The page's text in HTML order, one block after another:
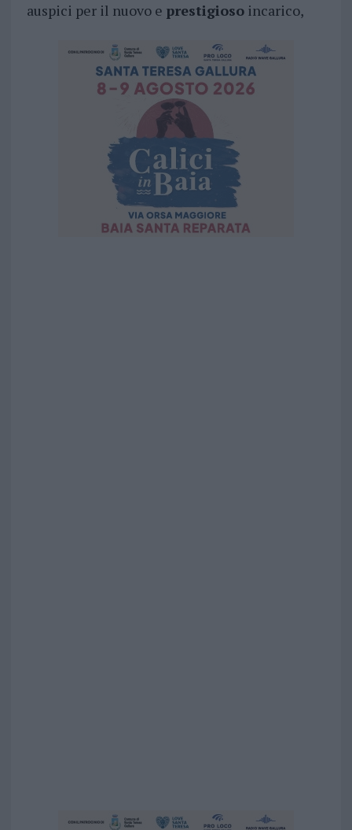
auspici per il nuovo e prestigiosoincarico,